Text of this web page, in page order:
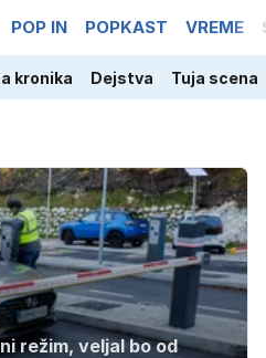
POP IN POPKAST VREME
kronika Dejstva Tuja scena
režim, veljal bo od